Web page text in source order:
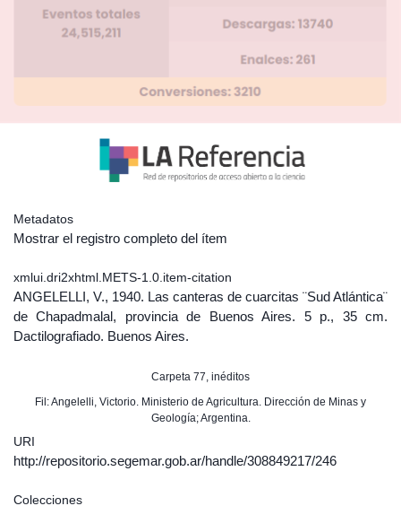
Metadatos
Mostrar el registro completo del ítem
xmlui.dri2xhtml.METS-1.0.item-citation
ANGELELLI, V., 1940. Las canteras de cuarcitas ¨Sud Atlántica¨
de Chapadmalal, provincia de Buenos Aires. 5 p., 35 cm.
Dactilografiado. Buenos Aires.
Carpeta 77, inéditos
Fil: Angelelli, Victorio. Ministerio de Agricultura. Dirección de Minas y
Geología; Argentina.
URI
http://repositorio.segemar.gob.ar/handle/308849217/246
Colecciones